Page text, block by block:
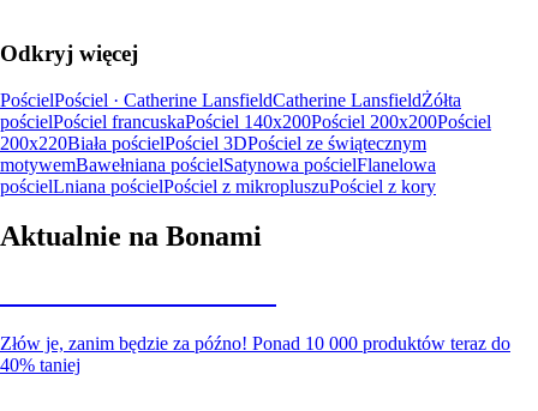
Odkryj więcej
PościelPościel · Catherine LansfieldCatherine LansfieldŻółta
pościelPościel francuskaPościel 140x200Pościel 200x200Pościel
200x220Biała pościelPościel 3DPościel ze świątecznym
motywemBawełniana pościelSatynowa pościelFlanelowa
pościelLniana pościelPościel z mikropluszuPościel z kory
Aktualnie na Bonami
Złów je, zanim będzie za późno! Ponad 10 000 produktów teraz do
40% taniej